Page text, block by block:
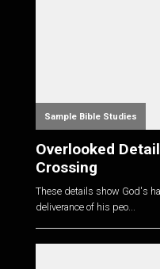
Sample Bible Studies
Overlooked
Crossing
These details show God's
deliverance of his peo...